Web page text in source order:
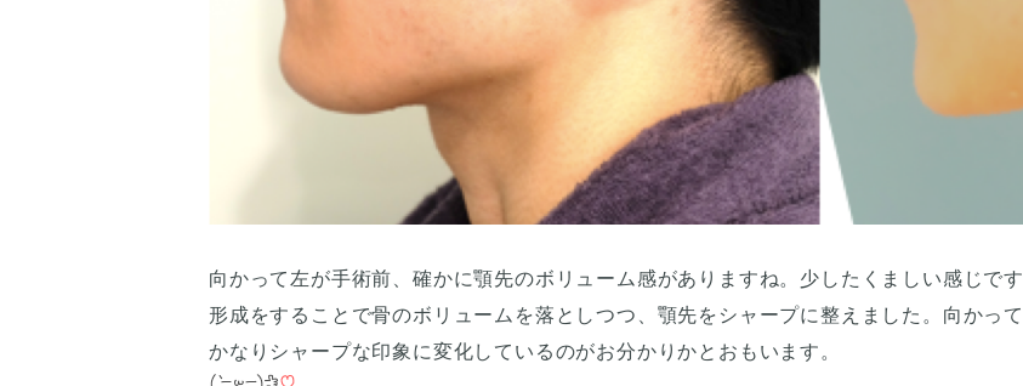
向かって左が手術前、確かに顎先のボリューム感がありますね。少したくましい感じで
形成をすることで骨のボリュームを落としつつ、顎先をシャープに整えました。向かっ
かなりシャープな印象に変化しているのがお分かりかとおもいます。